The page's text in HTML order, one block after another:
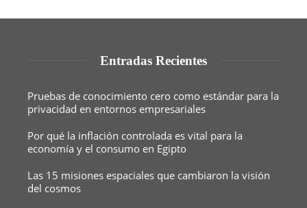
Entradas Recientes
Pruebas de conocimiento cero como estándar para la
privacidad en entornos empresariales
Por qué la inflación controlada es vital para la
economía y el consumo en Egipto
Las 15 misiones espaciales que cambiaron la visión
del cosmos